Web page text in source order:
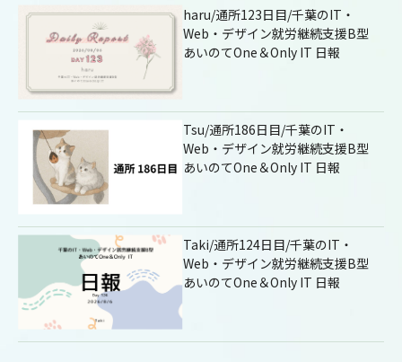
haru/通所123日目/千葉のIT・
Web・デザイン就労継続支援B型
あいのてOne＆Only IT 日報
Tsu/通所186日目/千葉のIT・
Web・デザイン就労継続支援B型
あいのてOne＆Only IT 日報
Taki/通所124日目/千葉のIT・
Web・デザイン就労継続支援B型
あいのてOne＆Only IT 日報